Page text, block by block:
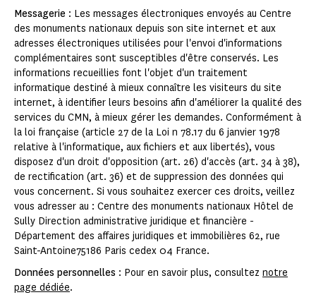
Messagerie : Les messages électroniques envoyés au Centre
des monuments nationaux depuis son site internet et aux
adresses électroniques utilisées pour l'envoi d'informations
complémentaires sont susceptibles d'être conservés. Les
informations recueillies font l'objet d'un traitement
informatique destiné à mieux connaître les visiteurs du site
internet, à identifier leurs besoins afin d'améliorer la qualité des
services du CMN, à mieux gérer les demandes. Conformément à
la loi française (article 27 de la Loi n 78.17 du 6 janvier 1978
relative à l'informatique, aux fichiers et aux libertés), vous
disposez d'un droit d'opposition (art. 26) d'accès (art. 34 à 38),
de rectification (art. 36) et de suppression des données qui
vous concernent. Si vous souhaitez exercer ces droits, veillez
vous adresser au : Centre des monuments nationaux Hôtel de
Sully Direction administrative juridique et financière -
Département des affaires juridiques et immobilières 62, rue
Saint-Antoine75186 Paris cedex 04 France.
Données personnelles : Pour en savoir plus, consultez notre
page dédiée.